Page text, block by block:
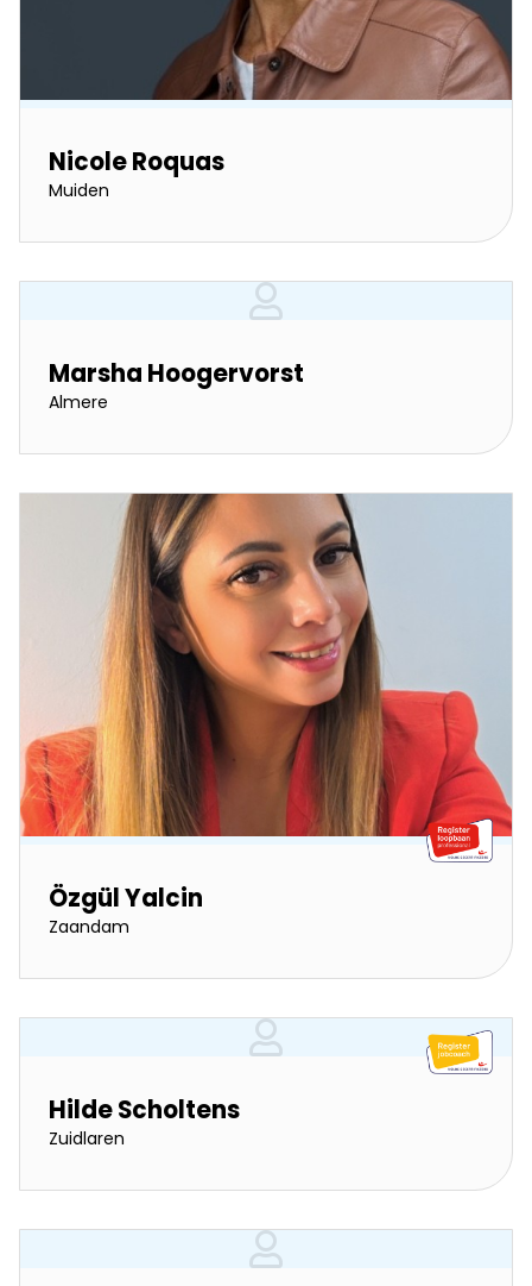
Nicole Roquas
Muiden
Marsha Hoogervorst
Almere
Özgül Yalcin
Zaandam
Hilde Scholtens
Zuidlaren